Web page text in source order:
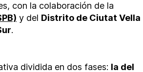
con la colaboración de la
y del Distrito de Ciutat Vella
.
dividida en dos fases: la del